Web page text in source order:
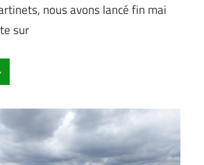
nous avons lancé fin mai
sur